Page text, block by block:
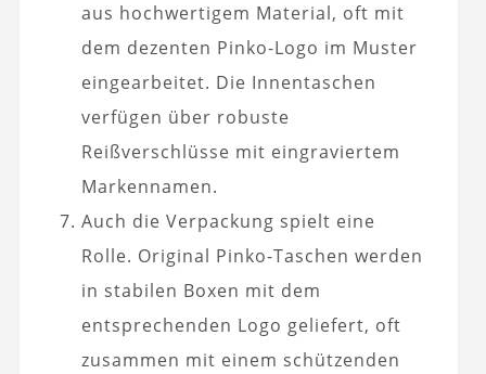
aus hochwertigem Material, oft mit
dem dezenten Pinko-Logo im Muster
eingearbeitet. Die Innentaschen
verfügen über robuste
Reißverschlüsse mit eingraviertem
Markennamen.
Auch die Verpackung spielt eine
Rolle. Original Pinko-Taschen werden
in stabilen Boxen mit dem
entsprechenden Logo geliefert, oft
zusammen mit einem schützenden